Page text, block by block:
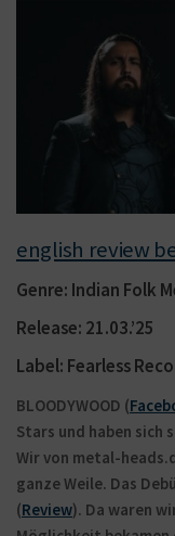
english review
Genre: Indian Folk
Release: 21.03.’25
Label: Fearless
BLOODYWOOD (
Stars und haben sich
Wir von metal-
ganze Weile. Das
(Review). Da waren